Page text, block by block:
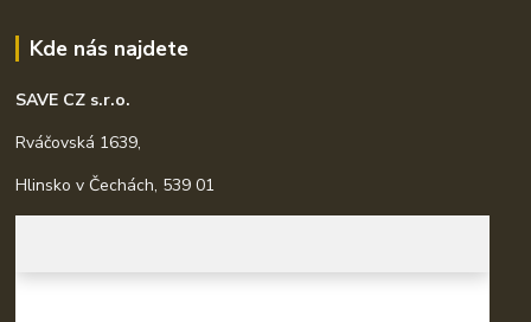
Kde nás najdete
SAVE CZ s.r.o.
Rváčovská 1639,
Hlinsko v Čechách, 539 01